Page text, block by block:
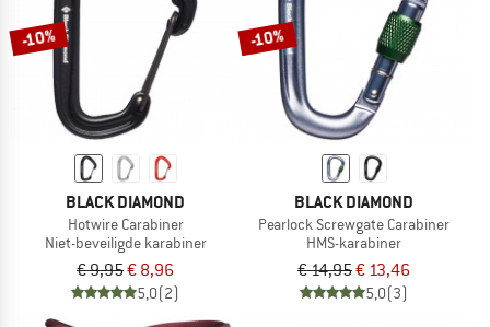
-10%
BLACK DIAMOND
Hotwire Carabiner
Niet-beveiligde karabiner
€ 9,95€ 8,96
5,0(2)
-10%
BLACK DIAMOND
Pearlock Screwgate Carabiner
HMS-karabiner
€ 14,95€ 13,46
5,0(3)